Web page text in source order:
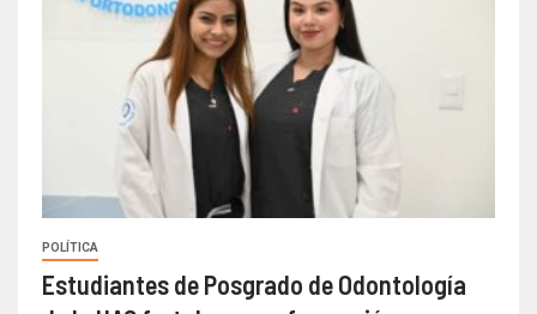
POLÍTICA
Estudiantes de Posgrado de Odontología